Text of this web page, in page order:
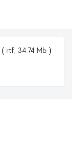
( rtf, 34.74 Mb )